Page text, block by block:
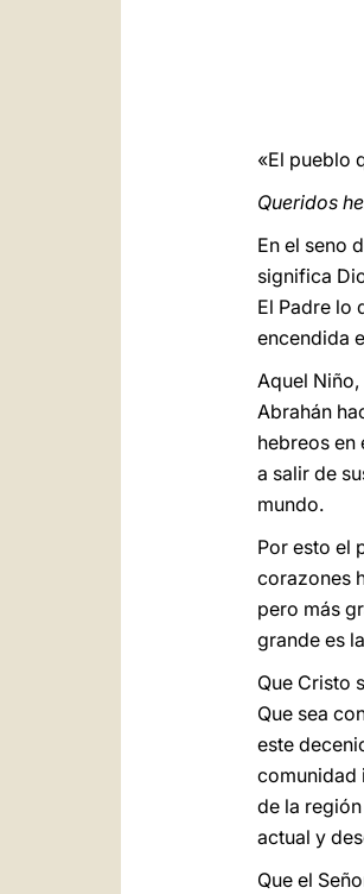
«El pueblo
Queridos
En el seno
significa
El Padre lo
encendida
Aquel
Abrahán
hebreos en
a salir de
mundo.
Por esto el
corazones
pero más
grande es
Que Cristo
Que sea
este
comunidad
de la
actual y
Que el